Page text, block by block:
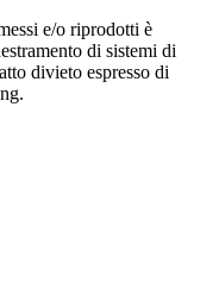
e/o riprodotti è
di sistemi di
divieto espresso di